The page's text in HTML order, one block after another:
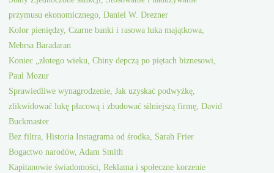
przymusu ekonomicznego, Daniel W. Drezner
Kolor pieniędzy, Czarne banki i rasowa luka majątkowa,
Mehrsa Baradaran
Koniec „złotego wieku, Chiny depczą po piętach biznesowi,
Paul Mozur
Sprawiedliwe wynagrodzenie, Jak uzyskać podwyżkę,
zlikwidować lukę płacową i zbudować silniejszą firmę, David
Buckmaster
Bez filtra, Historia Instagrama od środka, Sarah Frier
Bogactwo narodów, Adam Smith
Kapitanowie świadomości, Reklama i społeczne korzenie